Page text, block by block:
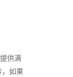
供满
如果